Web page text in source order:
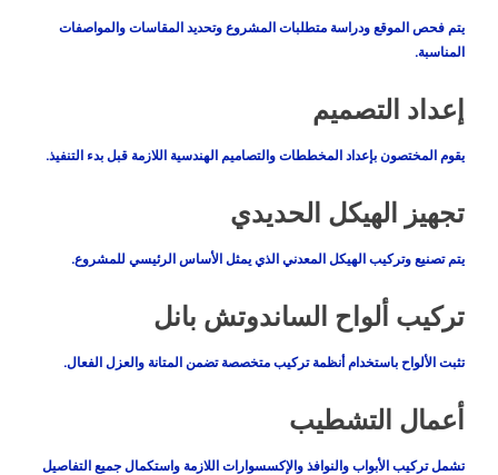
يتم فحص الموقع ودراسة متطلبات المشروع وتحديد المقاسات والمواصفات
المناسبة.
إعداد التصميم
يقوم المختصون بإعداد المخططات والتصاميم الهندسية اللازمة قبل بدء التنفيذ.
تجهيز الهيكل الحديدي
يتم تصنيع وتركيب الهيكل المعدني الذي يمثل الأساس الرئيسي للمشروع.
تركيب ألواح الساندوتش بانل
تثبت الألواح باستخدام أنظمة تركيب متخصصة تضمن المتانة والعزل الفعال.
أعمال التشطيب
تشمل تركيب الأبواب والنوافذ والإكسسوارات اللازمة واستكمال جميع التفاصيل